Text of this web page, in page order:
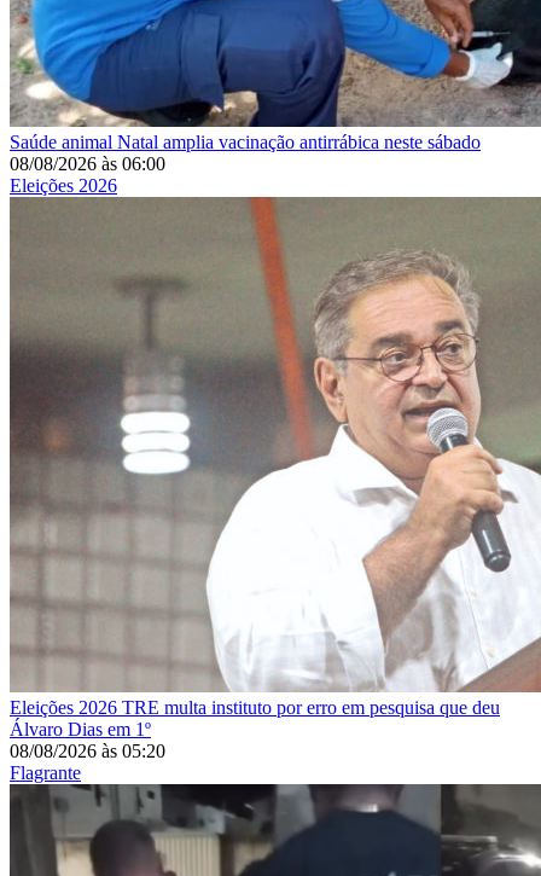
Saúde animal Natal amplia vacinação antirrábica neste sábado
08/08/2026 às 06:00
Eleições 2026
Eleições 2026 TRE multa instituto por erro em pesquisa que deu
Álvaro Dias em 1º
08/08/2026 às 05:20
Flagrante